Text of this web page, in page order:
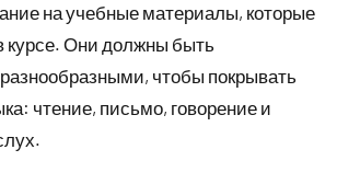
на учебные материалы, которые
курсе. Они должны быть
чтобы покрывать
чтение, письмо, говорение и